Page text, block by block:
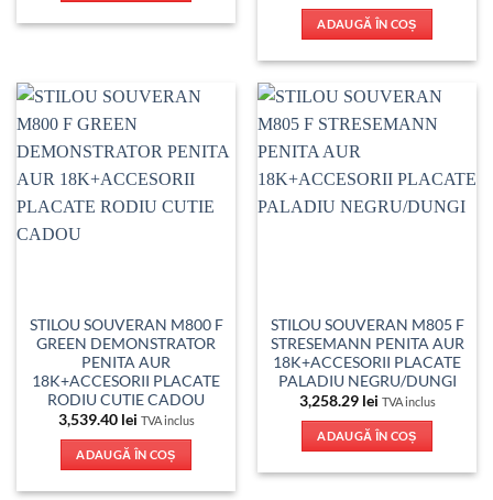
ADAUGĂ ÎN COȘ
STILOU SOUVERAN M800 F
GREEN DEMONSTRATOR
PENITA AUR
18K+ACCESORII PLACATE
RODIU CUTIE CADOU
3,539.40 lei TVA inclus
ADAUGĂ ÎN COȘ
STILOU SOUVERAN M805 F
STRESEMANN PENITA AUR
18K+ACCESORII PLACATE
PALADIU NEGRU/DUNGI
3,258.29 lei TVA inclus
ADAUGĂ ÎN COȘ